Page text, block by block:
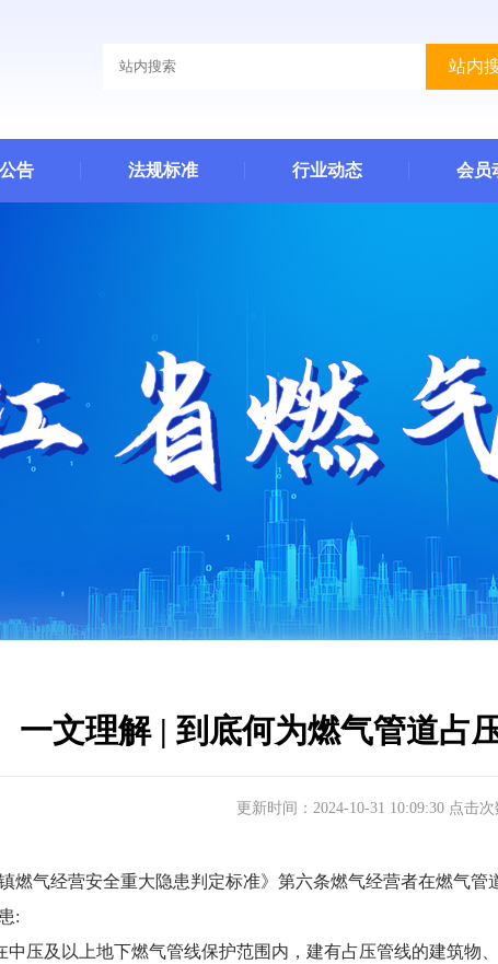
站内
告 法规标准 行业动态 会员
一文理解 | 到底何为燃气管道占
更新时间：2024-10-31 10:09:30 点击
经营安全重大隐患判定标准》第六条燃气经营者在燃气管
:
及以上地下燃气管线保护范围内，建有占压管线的建筑物、